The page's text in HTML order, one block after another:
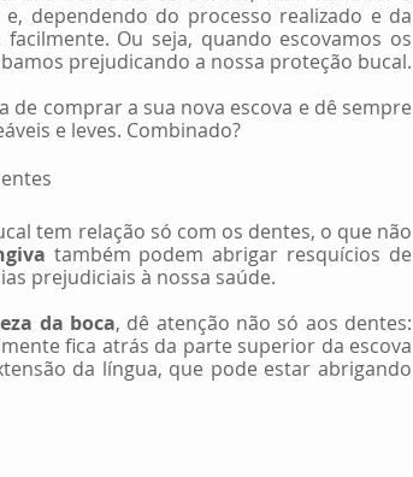
dependendo do processo realizado e da
Ou seja, quando escovamos os
prejudicando a nossa proteção bucal.
de comprar a sua nova escova e dê sempre
e leves. Combinado?
tem relação só com os dentes, o que não
também podem abrigar resquícios de
prejudiciais à nossa saúde.
da boca, dê atenção não só aos dentes:
fica atrás da parte superior da escova
da língua, que pode estar abrigando